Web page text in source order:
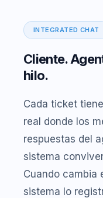
INTEGRATED CHAT
Cliente.
hilo.
Cada ticket
real donde los
respuestas del
sistema
Cuando cambia
sistema lo